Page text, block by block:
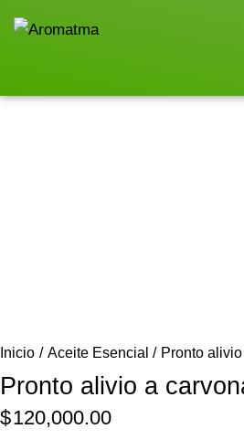
Inicio Aceite Esencial Pronto
Pronto alivio a
$120,000.00